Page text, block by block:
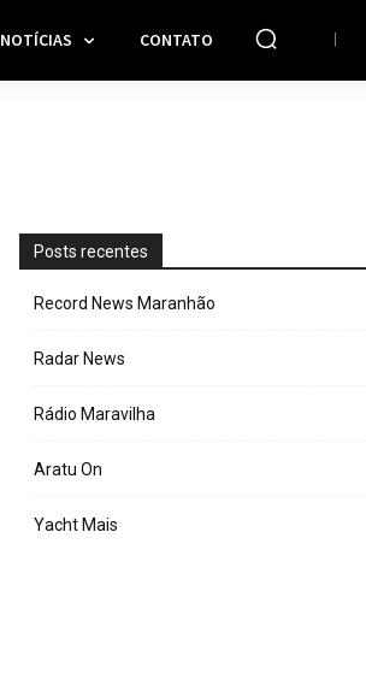
NOTÍCIAS CONTATO
Posts recentes
Record News Maranhão
Radar News
Rádio Maravilha
Aratu On
Yacht Mais